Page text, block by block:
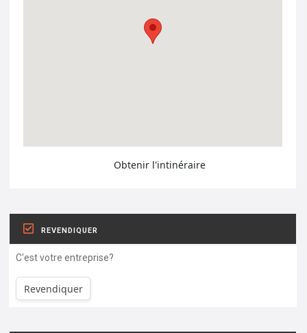
Obtenir l'intinéraire
REVENDIQUER
C'est votre entreprise?
Revendiquer